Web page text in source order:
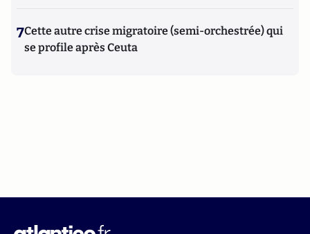
7Cette autre crise migratoire (semi-orchestrée) qui
se profile après Ceuta